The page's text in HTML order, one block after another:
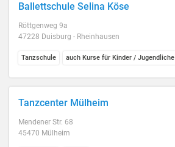
Ballettschule Selina Köse
Röttgenweg 9a
47228 Duisburg - Rheinhausen
Tanzschule auch Kurse für Kinder / Jugendliche
Tanzcenter Mülheim
Mendener Str. 68
45470 Mülheim